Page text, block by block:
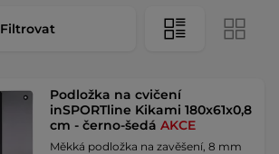
Filtrovat
Podložka na cvičení
inSPORTline Kikami 180x61x0,8
cm - černo-šedáAKCE
Měkká podložka na zavěšení, 8 mm